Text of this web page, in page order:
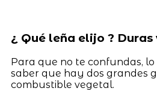
¿ Qué leña elijo ? Duras
Para que no te confundas,
saber que hay dos grandes
combustible vegetal.